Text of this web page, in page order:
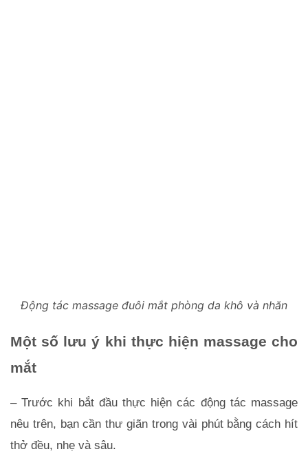
Động tác massage đuôi mắt phòng da khô và nhăn
Một số lưu ý khi thực hiện massage cho
mắt
– Trước khi bắt đầu thực hiện các động tác massage
nêu trên, bạn cần thư giãn trong vài phút bằng cách hít
thở đều, nhẹ và sâu.